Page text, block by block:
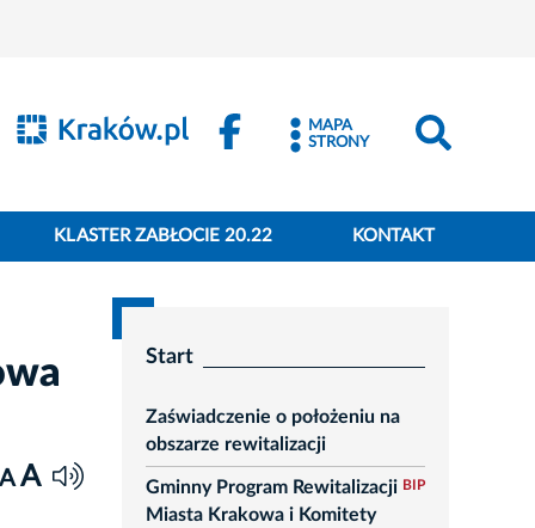
MAPA
STRONY
KLASTER ZABŁOCIE 20.22 KONTAKT
A A
Start
Zaświadczenie o położeniu na
obszarze rewitalizacji
Gminny Program Rewitalizacji
Miasta Krakowa i Komitety
BIP